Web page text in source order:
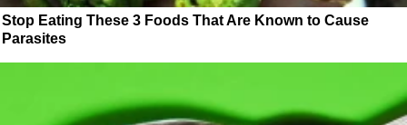
Stop Eating These 3 Foods That Are Known to Cause
Parasites